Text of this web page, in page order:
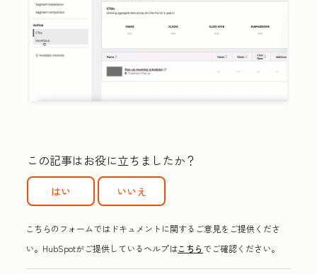
この記事はお役に立ちましたか？
はい いいえ
こちらのフォームではドキュメントに関するご意見をご提供くださ
い。HubSpotがご提供しているヘルプはこちらでご確認ください。